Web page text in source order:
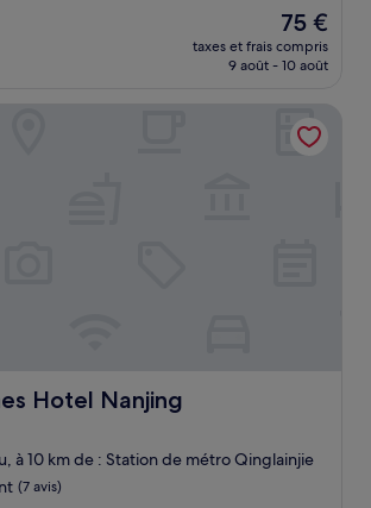
Le
nouveau
prix
de
75 €
75 €
taxes et frais compris
9 août - 10 août
Hotel Nanjing
Nanjing
à 10 km de : Station de métro Qinglainjie
(7 avis)